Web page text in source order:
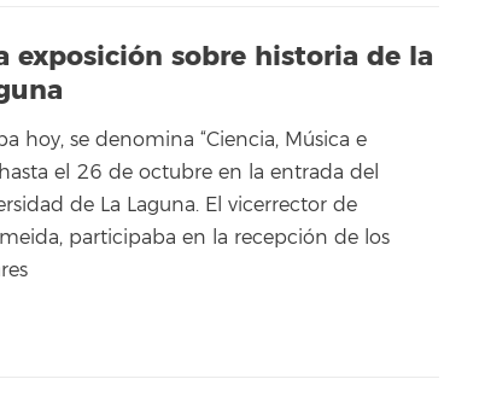
exposición sobre historia de la
hoy, se denomina “Ciencia, Música e
el 26 de octubre en la entrada del
de La Laguna. El vicerrector de
participaba en la recepción de los